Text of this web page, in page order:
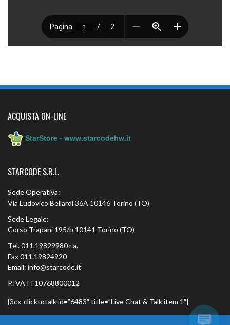
ACQUISTA ON-LINE
StarStore - www.starcodehw.it
STARCODE S.R.L.
Sede Operativa:
Via Ludovico Bellardi 36A 10146 Torino (TO)
Sede Legale:
Corso Trapani 195/b 10141 Torino (TO)
Tel. 011.19829980 r.a.
Fax 011.19824920
Email: info@starcode.it
P.IVA IT10768800012
[3cx-clicktotalk id=”6483″ title=”Live Chat & Talk item 1″]